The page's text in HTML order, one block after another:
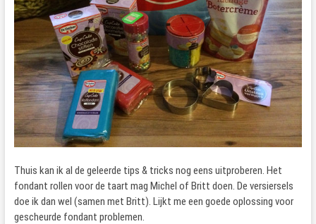
Thuis kan ik al de geleerde tips & tricks nog eens uitproberen. Het
fondant rollen voor de taart mag Michel of Britt doen. De versiersels
doe ik dan wel (samen met Britt). Lijkt me een goede oplossing voor
gescheurde fondant problemen.